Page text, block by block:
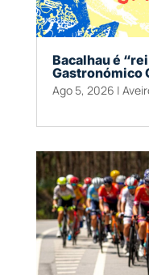
Bacalhau é
Gastronómico
Ago 5, 2026 |